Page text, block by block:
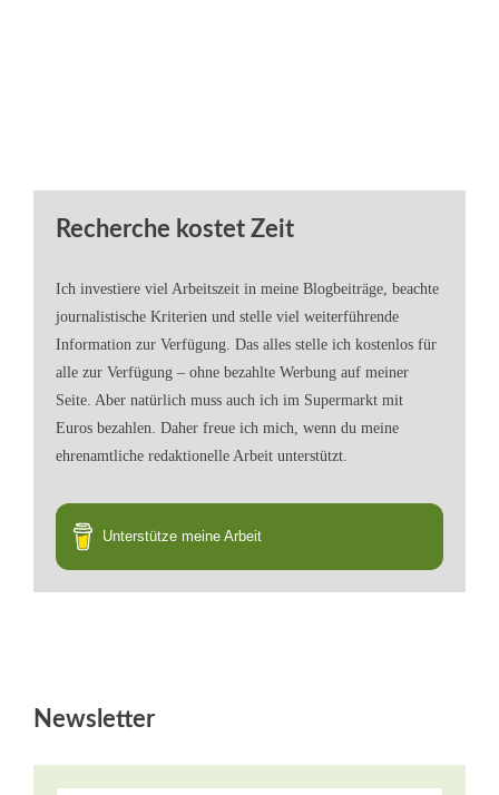
Recherche kostet Zeit
Ich investiere viel Arbeitszeit in meine Blogbeiträge, beachte
journalistische Kriterien und stelle viel weiterführende
Information zur Verfügung. Das alles stelle ich kostenlos für
alle zur Verfügung – ohne bezahlte Werbung auf meiner
Seite. Aber natürlich muss auch ich im Supermarkt mit
Euros bezahlen. Daher freue ich mich, wenn du meine
ehrenamtliche redaktionelle Arbeit unterstützt.
Unterstütze meine Arbeit
Newsletter